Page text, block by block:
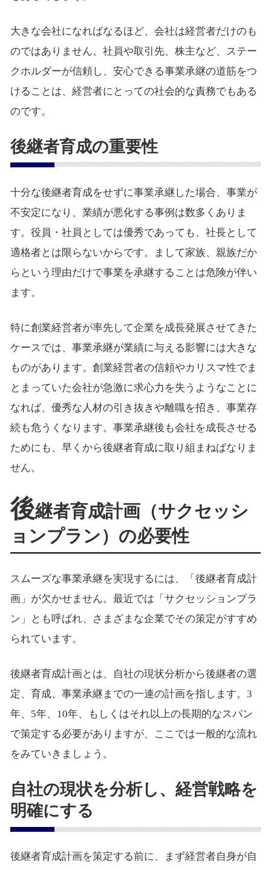
大きな会社になればなるほど、会社は経営者だけのも
のではありません。社員や取引先、株主など、ステー
クホルダーが信頼し、安心できる事業承継の道筋をつ
けることは、経営者にとっての社会的な責務でもある
のです。
後継者育成の重要性
十分な後継者育成をせずに事業承継した場合、事業が
不安定になり、業績が悪化する事例は数多くありま
す。役員・社員としては優秀であっても、社長として
適格者とは限らないからです。まして家族、親族だか
らという理由だけで事業を承継することは危険が伴い
ます。
特に創業経営者が率先して企業を成長発展させてきた
ケースでは、事業承継が業績に与える影響には大きな
ものがあります。創業経営者の信頼やカリスマ性でま
とまっていた会社が急激に求心力を失うようなことに
なれば、優秀な人材の引き抜きや離職を招き、事業存
続も危うくなります。事業承継後も会社を成長させる
ためにも、早くから後継者育成に取り組まねばなりま
せん。
後継者育成計画（サクセッシ
ョンプラン）の必要性
スムーズな事業承継を実現するには、「後継者育成計
画」が欠かせません。最近では「サクセッションプラ
ン」とも呼ばれ、さまざまな企業でその策定がすすめ
られています。
後継者育成計画とは、自社の現状分析から後継者の選
定、育成、事業承継までの一連の計画を指します。3
年、5年、10年、もしくはそれ以上の長期的なスパン
で策定する必要がありますが、ここでは一般的な流れ
をみていきましょう。
自社の現状を分析し、経営戦略を
明確にする
後継者育成計画を策定する前に、まず経営者自身が自